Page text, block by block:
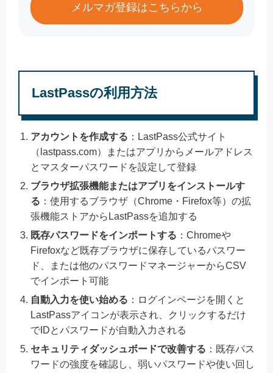
メルマガ登録はこちらから
LastPassの利用方法
アカウントを作成する ：LastPass公式サイト
（lastpass.com）またはアプリからメールアドレス
とマスターパスワードを設定して登録
ブラウザ拡張機能またはアプリをインストールす
る ：使用するブラウザ（Chrome・Firefox等）の拡
張機能ストアからLastPassを追加する
既存パスワードをインポートする ：Chromeや
Firefoxなど既存ブラウザに保存しているパスワー
ド、または他のパスワードマネージャーからCSV
でインポート可能
自動入力を使い始める ：ログインページを開くと
LastPassアイコンが表示され、クリックするだけ
でIDとパスワードが自動入力される
セキュリティダッシュボードで改善する ：既存パス
ワードの強度を確認し、弱いパスワードや使い回し